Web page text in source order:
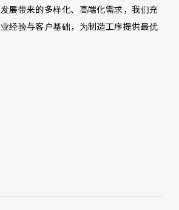
展带来的多样化、高端化需求，我们充
经验与客户基础，为制造工序提供最优